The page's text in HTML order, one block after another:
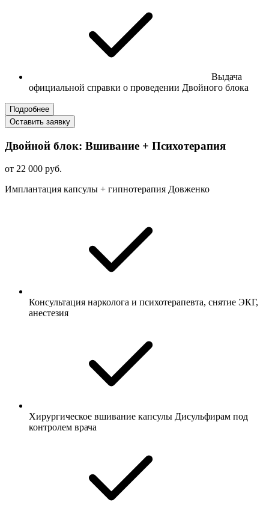
Выдача
официальной справки о проведении Двойного блока
Подробнее
Оставить заявку
Двойной блок: Вшивание + Психотерапия
от 22 000 руб.
Имплантация капсулы + гипнотерапия Довженко
Консультация нарколога и психотерапевта, снятие ЭКГ,
анестезия
Хирургическое вшивание капсулы Дисульфирам под
контролем врача